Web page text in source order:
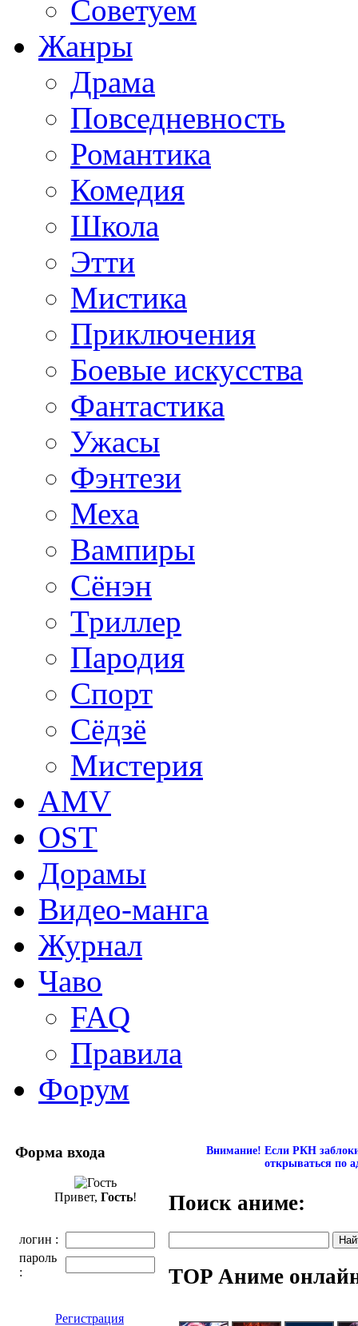
Советуем
Жанры
Драма
Повседневность
Романтика
Комедия
Школа
Этти
Мистика
Приключения
Боевые искусства
Фантастика
Ужасы
Фэнтези
Меха
Вампиры
Сёнэн
Триллер
Пародия
Спорт
Сёдзё
Мистерия
AMV
OST
Дорамы
Видео-манга
Журнал
Чаво
FAQ
Правила
Форум
Форма входа
Привет, Гость!
логин :
пароль
:
Регистрация
Внимание! Если РКН
открываться по
Поиск аниме:
TOP Аниме